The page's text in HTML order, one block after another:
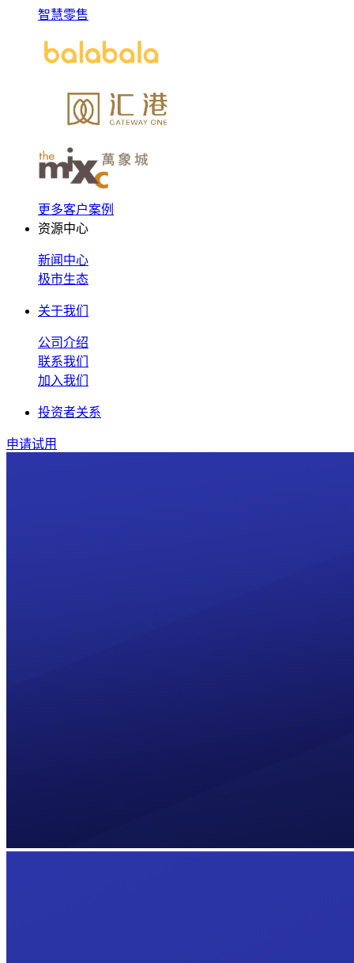
智慧零售
更多客户案例
资源中心
新闻中心
极市生态
关于我们
公司介绍
联系我们
加入我们
投资者关系
申请试用